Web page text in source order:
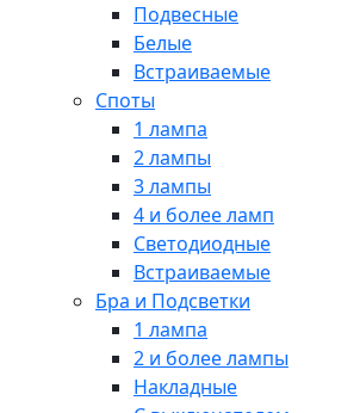
Подвесные
Белые
Встраиваемые
Споты
1 лампа
2 лампы
3 лампы
4 и более ламп
Светодиодные
Встраиваемые
Бра и Подсветки
1 лампа
2 и более лампы
Накладные